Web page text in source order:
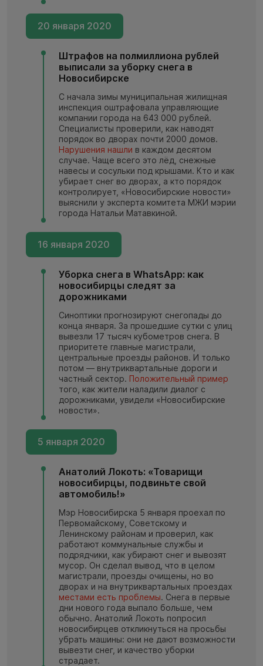
20 января 2020
Штрафов на полмиллиона рублей
выписали за уборку снега в
Новосибирске
С начала зимы муниципальная жилищная
инспекция оштрафовала управляющие
компании города на 643 000 рублей.
Специалисты проверили, как наводят
порядок во дворах почти 2000 домов.
Нарушения нашли в каждом десятом
случае. Чаще всего это лёд, снежные
навесы и сосульки под крышами. Кто и как
убирает снег во дворах, а кто порядок
контролирует, «Новосибирские новости»
выяснили у эксперта комитета МЖИ мэрии
города Натальи Матавкиной.
16 января 2020
Уборка снега в WhatsApp: как
новосибирцы следят за
дорожниками
Синоптики прогнозируют снегопады до
конца января. За прошедшие сутки с улиц
вывезли 17 тысяч кубометров снега. В
приоритете главные магистрали,
центральные проезды районов. И только
потом — внутриквартальные дороги и
частный сектор. Положительный пример
того, как жители наладили диалог с
дорожниками, увидели «Новосибирские
новости».
5 января 2020
Анатолий Локоть: «Товарищи
новосибирцы, подвиньте свой
автомобиль!»
Мэр Новосибирска 5 января проехал по
Первомайскому, Советскому и
Ленинскому районам и проверил, как
работают коммунальные службы и
подрядчики, как убирают снег и вывозят
мусор. Он сделал вывод, что в целом
магистрали, проезды очищены, но во
дворах и на внутриквартальных проездах
местами есть проблемы. Снега в первые
дни нового года выпало больше, чем
обычно. Анатолий Локоть попросил
новосибирцев откликнуться на просьбы
убрать машины: они не дают возможности
вывезти снег, и качество уборки
страдает.